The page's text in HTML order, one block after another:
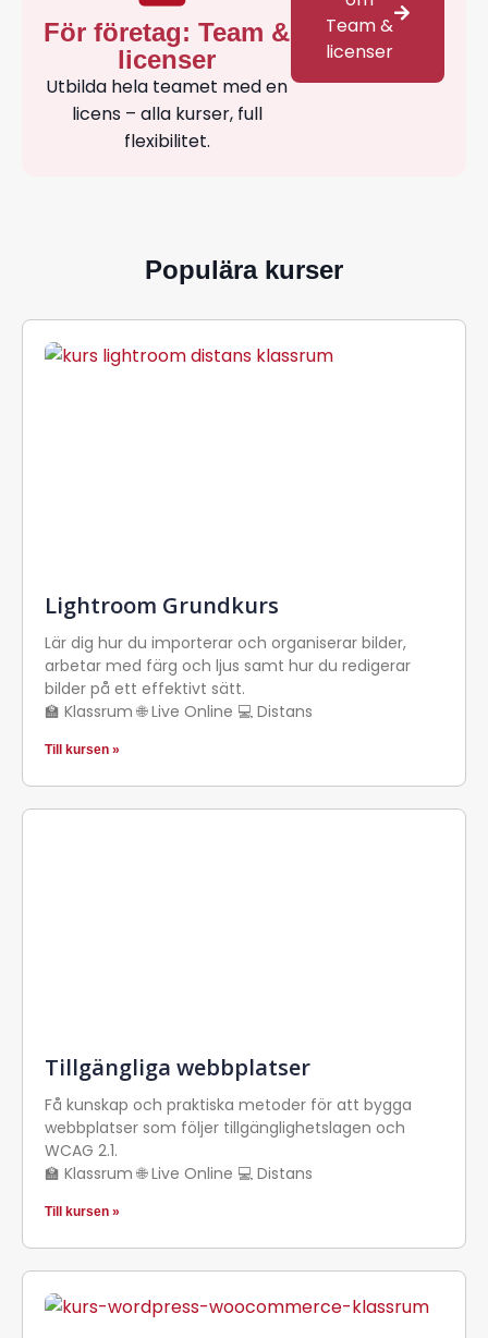
För företag: Team &
licenser
Utbilda hela teamet med en
licens – alla kurser, full
flexibilitet.
Team &
licenser
Populära kurser
Lightroom Grundkurs
Lär dig hur du importerar och organiserar bilder,
arbetar med färg och ljus samt hur du redigerar
bilder på ett effektivt sätt.
🏫 Klassrum 🌐 Live Online 💻 Distans
Till kursen »
Tillgängliga webbplatser
Få kunskap och praktiska metoder för att bygga
webbplatser som följer tillgänglighetslagen och
WCAG 2.1.
🏫 Klassrum 🌐 Live Online 💻 Distans
Till kursen »